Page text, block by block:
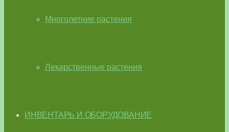
Многолетние растения
Лекарственные растения
ИНВЕНТАРЬ И ОБОРУДОВАНИЕ